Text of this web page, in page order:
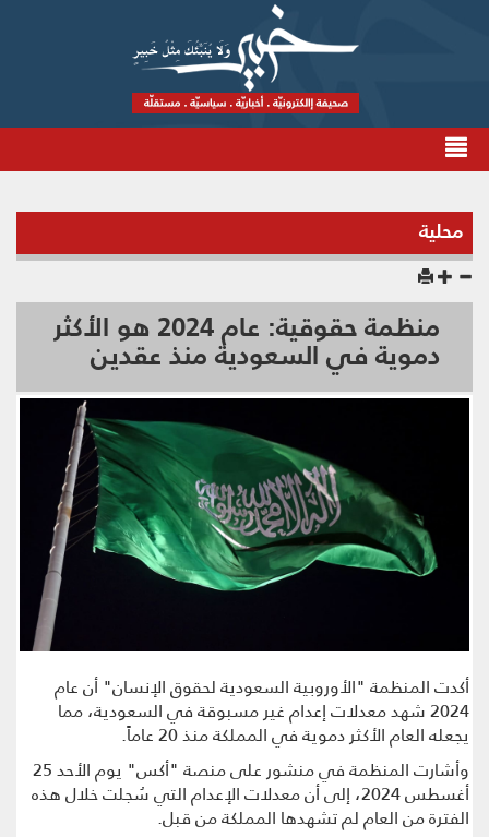
محلية
منظمة حقوقية: عام 2024 هو الأكثر
دموية في السعودية منذ عقدين
أكدت المنظمة "الأوروبية السعودية لحقوق الإنسان" أن عام
2024 شهد معدلات إعدام غير مسبوقة في السعودية، مما
يجعله العام الأكثر دموية في المملكة منذ 20 عاماً.
وأشارت المنظمة في منشور على منصة "أكس" يوم الأحد 25
أغسطس 2024، إلى أن معدلات الإعدام التي سُجلت خلال هذه
الفترة من العام لم تشهدها المملكة من قبل.